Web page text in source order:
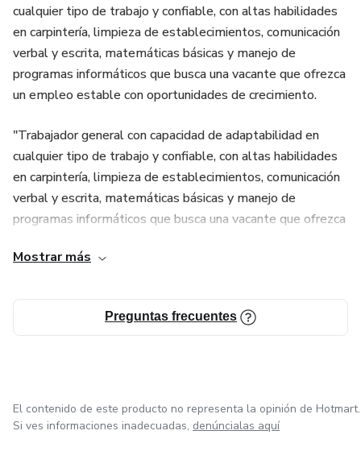
S
cualquier tipo de trabajo y confiable, con altas habilidades
en carpintería, limpieza de establecimientos, comunicación
verbal y escrita, matemáticas básicas y manejo de
programas informáticos que busca una vacante que ofrezca
un empleo estable con oportunidades de crecimiento.
"Trabajador general con capacidad de adaptabilidad en
cualquier tipo de trabajo y confiable, con altas habilidades
en carpintería, limpieza de establecimientos, comunicación
verbal y escrita, matemáticas básicas y manejo de
programas informáticos que busca una vacante que ofrezca
Mostrar más
Preguntas frecuentes
El contenido de este producto no representa la opinión de Hotmart.
Si ves informaciones inadecuadas, denúncialas aquí